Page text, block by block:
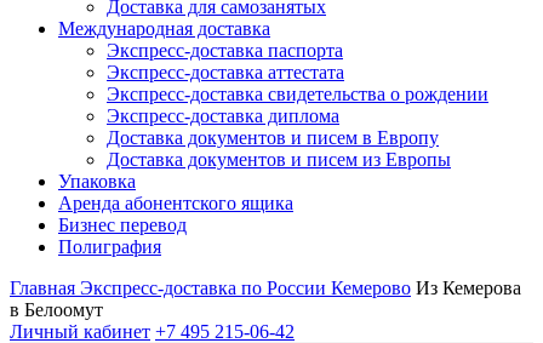
Доставка для самозанятых
Международная доставка
Экспресс-доставка паспорта
Экспресс-доставка аттестата
Экспресс-доставка свидетельства о рождении
Экспресс-доставка диплома
Доставка документов и писем в Европу
Доставка документов и писем из Европы
Упаковка
Аренда абонентского ящика
Бизнес перевод
Полиграфия
Главная Экспресс-доставка по России Кемерово Из Кемерова
в Белоомут
Личный кабинет +7 495 215-06-42